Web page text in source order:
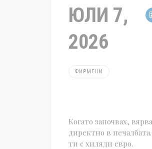
ЮЛИ 7,
2026
ФИРМЕНИ
Когато започвах,
директно в
ти с хиляди евро.